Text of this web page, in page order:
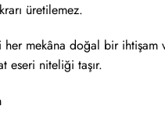
üretilemez.
mekâna doğal bir ihtişam
eseri niteliği taşır.